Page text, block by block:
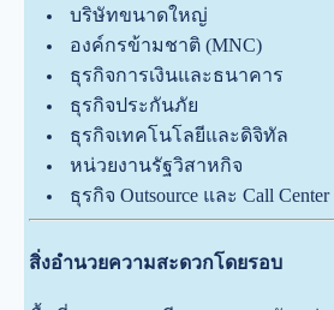
บริษัทขนาดใหญ่
องค์กรข้ามชาติ (MNC)
ธุรกิจการเงินและธนาคาร
ธุรกิจประกันภัย
ธุรกิจเทคโนโลยีและดิจิทัล
หน่วยงานรัฐวิสาหกิจ
ธุรกิจ Outsource และ Call Center
สิ่งอำนวยความสะดวกโดยรอบ